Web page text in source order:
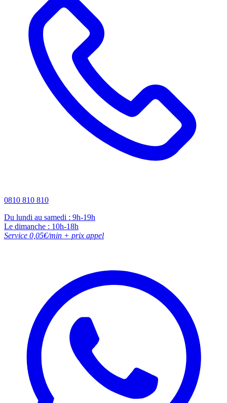
0810 810 810
Du lundi au samedi : 9h-19h
Le dimanche : 10h-18h
Service 0,05€/min + prix appel